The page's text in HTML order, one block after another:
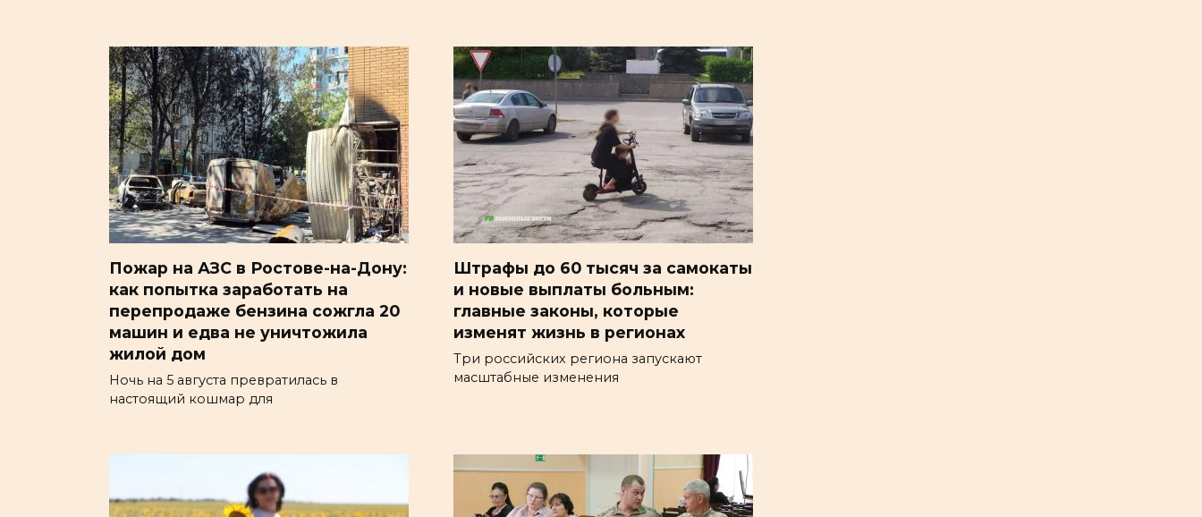
Пожар на АЗС в Ростове-на-Дону:
как попытка заработать на
перепродаже бензина сожгла 20
машин и едва не уничтожила
жилой дом
Ночь на 5 августа превратилась в
настоящий кошмар для
Штрафы до 60 тысяч за самокаты
и новые выплаты больным:
главные законы, которые
изменят жизнь в регионах
Три российских региона запускают
масштабные изменения